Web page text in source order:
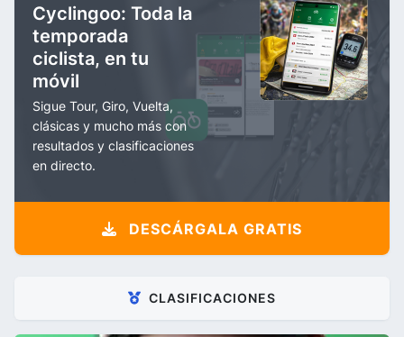
Cyclingoo: Toda la
temporada
ciclista, en tu
móvil
Sigue Tour, Giro, Vuelta,
clásicas y mucho más con
resultados y clasificaciones
en directo.
DESCÁRGALA GRATIS
CLASIFICACIONES